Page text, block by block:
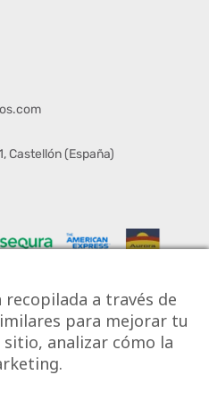
Castellón (España)
a través de
para mejorar tu
analizar cómo la